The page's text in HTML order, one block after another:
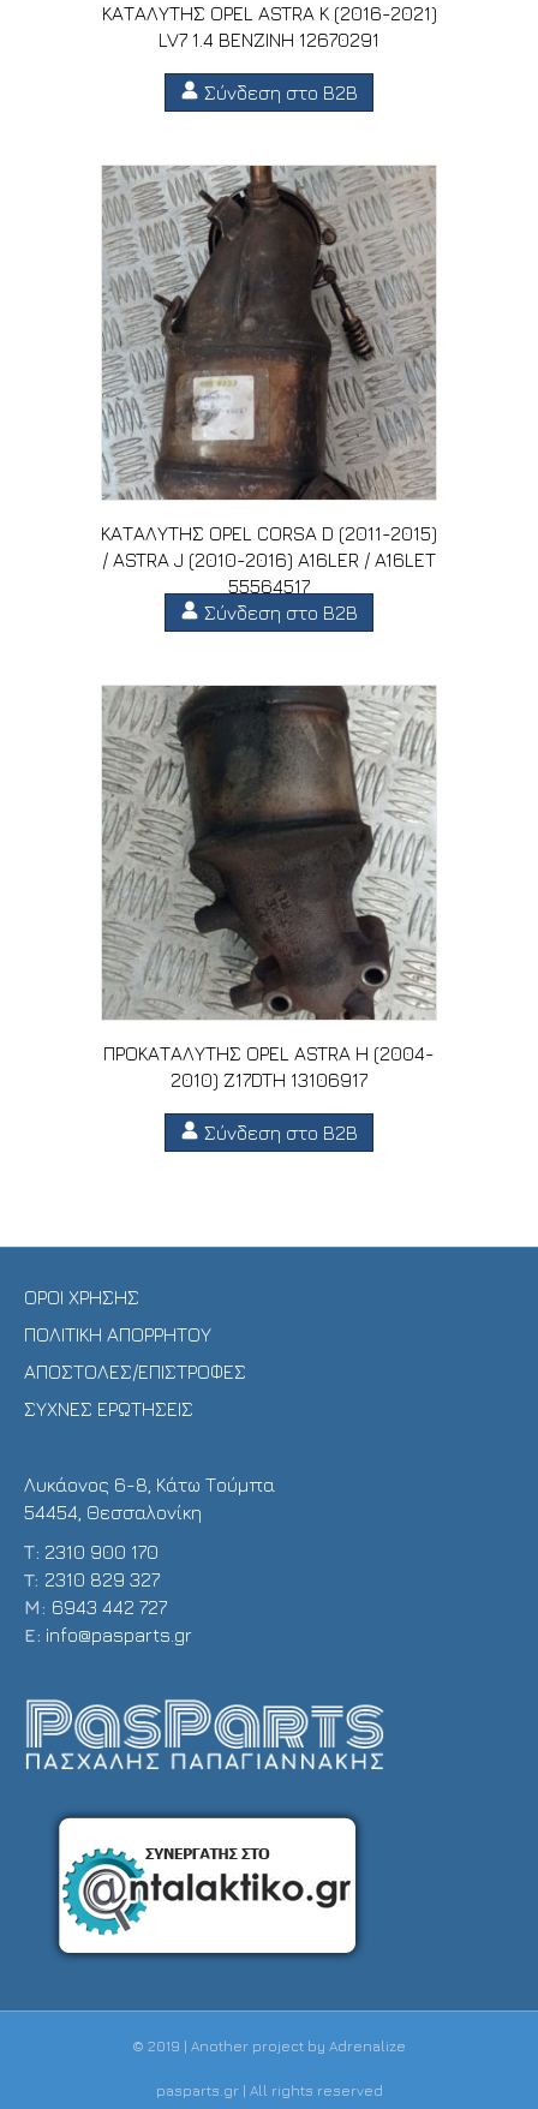
ΚΑΤΑΛΥΤΗΣ OPEL ASTRA K (2016-2021)
LV7 1.4 ΒΕΝΖΙΝΗ 12670291
Σύνδεση στο B2B
ΚΑΤΑΛΥΤΗΣ OPEL CORSA D (2011-2015)
/ ASTRA J (2010-2016) A16LER / A16LET
55564517
Σύνδεση στο B2B
ΠΡΟΚΑΤΑΛΥΤΗΣ OPEL ASTRA H (2004-
2010) Z17DTH 13106917
Σύνδεση στο B2B
ΟΡΟΙ ΧΡΗΣΗΣ
ΠΟΛΙΤΙΚΗ ΑΠΟΡΡΗΤΟΥ
ΑΠΟΣΤΟΛΕΣ/ΕΠΙΣΤΡΟΦΕΣ
ΣΥΧΝΕΣ ΕΡΩΤΗΣΕΙΣ
Λυκάονος 6-8, Κάτω Τούμπα
54454, Θεσσαλονίκη
Τ: 2310 900 170
T: 2310 829 327
Μ: 6943 442 727
E: info@pasparts.gr
© 2019 | Another project by Adrenalize
pasparts.gr | All rights reserved